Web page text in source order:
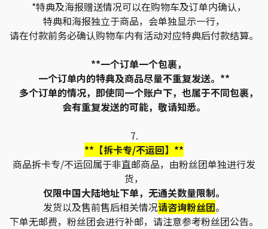
*特典及海报赠送情况可以在购物车及订单内确认，
特典和海报独立于商品，会单独显示一行，
请在付款前务必确认购物车内有活动对应特典后付款结算。
**一个订单一个包裹，
一个订单内的特典及商品尽量不重复发送。**
多个订单的情况，即使同一个账户下，也属于不同包裹，
会有重复发送的可能，敬请知悉。
7.
**【拆卡专/不运回】**
商品拆卡专/不运回属于非直邮商品，由粉丝团单独进行发
货，
仅限中国大陆地址下单，无通关数量限制。
发货以及售前售后相关情况请咨询粉丝团。
下单无邮费，粉丝团会进行补邮，请注意参考粉丝团公告。